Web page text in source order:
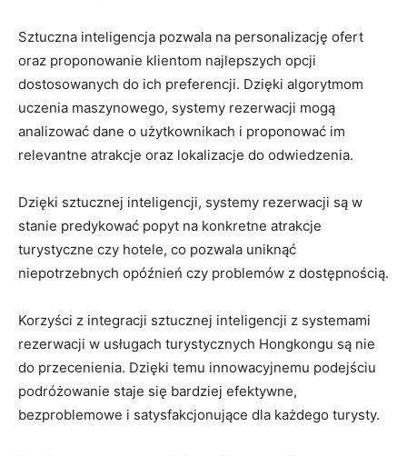
Sztuczna inteligencja pozwala ‌na personalizację ofert
oraz proponowanie klientom najlepszych opcji
dostosowanych do ich ‌preferencji. Dzięki⁢ algorytmom
‌uczenia ⁣maszynowego,⁢ systemy rezerwacji mogą
analizować‍ dane o użytkownikach i proponować im
relevantne atrakcje oraz lokalizacje do odwiedzenia.
Dzięki sztucznej inteligencji, systemy ⁣rezerwacji są w⁣
stanie predykować popyt‌ na⁤ konkretne atrakcje
turystyczne czy hotele, co pozwala uniknąć
niepotrzebnych opóźnień czy ⁢problemów z dostępnością.
Korzyści z integracji sztucznej inteligencji z systemami
rezerwacji ⁤w usługach turystycznych Hongkongu ⁣są nie
do przecenienia. Dzięki temu innowacyjnemu podejściu
podróżowanie staje się‍ bardziej efektywne,‍
bezproblemowe i satysfakcjonujące dla każdego turysty.